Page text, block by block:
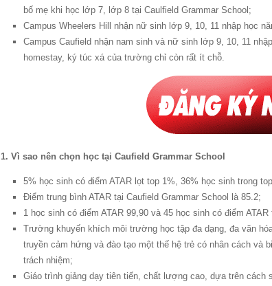
bố mẹ khi học lớp 7, lớp 8 tại Caulfield Grammar School;
Campus Wheelers Hill nhận nữ sinh lớp 9, 10, 11 nhập học
Campus Caufield nhận nam sinh và nữ sinh lớp 9, 10, 11
homestay, ký túc xá của trường chỉ còn rất ít chỗ.
1. Vì sao nên chọn học tại Caufield Grammar School
5% học sinh có điểm ATAR lọt top 1%, 36% học sinh trong
Điểm trung bình ATAR tại Caufield Grammar School là 85.2;
1 học sinh có điểm ATAR 99,90 và 45 học sinh có điểm
Trường khuyến khích môi trường học tập đa dạng, đa văn
truyền cảm hứng và đào tạo một thế hệ trẻ có nhân cách và
trách nhiệm;
Giáo trình giảng dạy tiên tiến, chất lượng cao, dựa trên